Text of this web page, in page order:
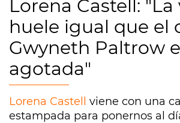
Lorena Castell:
huele igual que el
Gwyneth Paltrow
agotada"
Lorena Castell
viene con una
estampada para ponernos al